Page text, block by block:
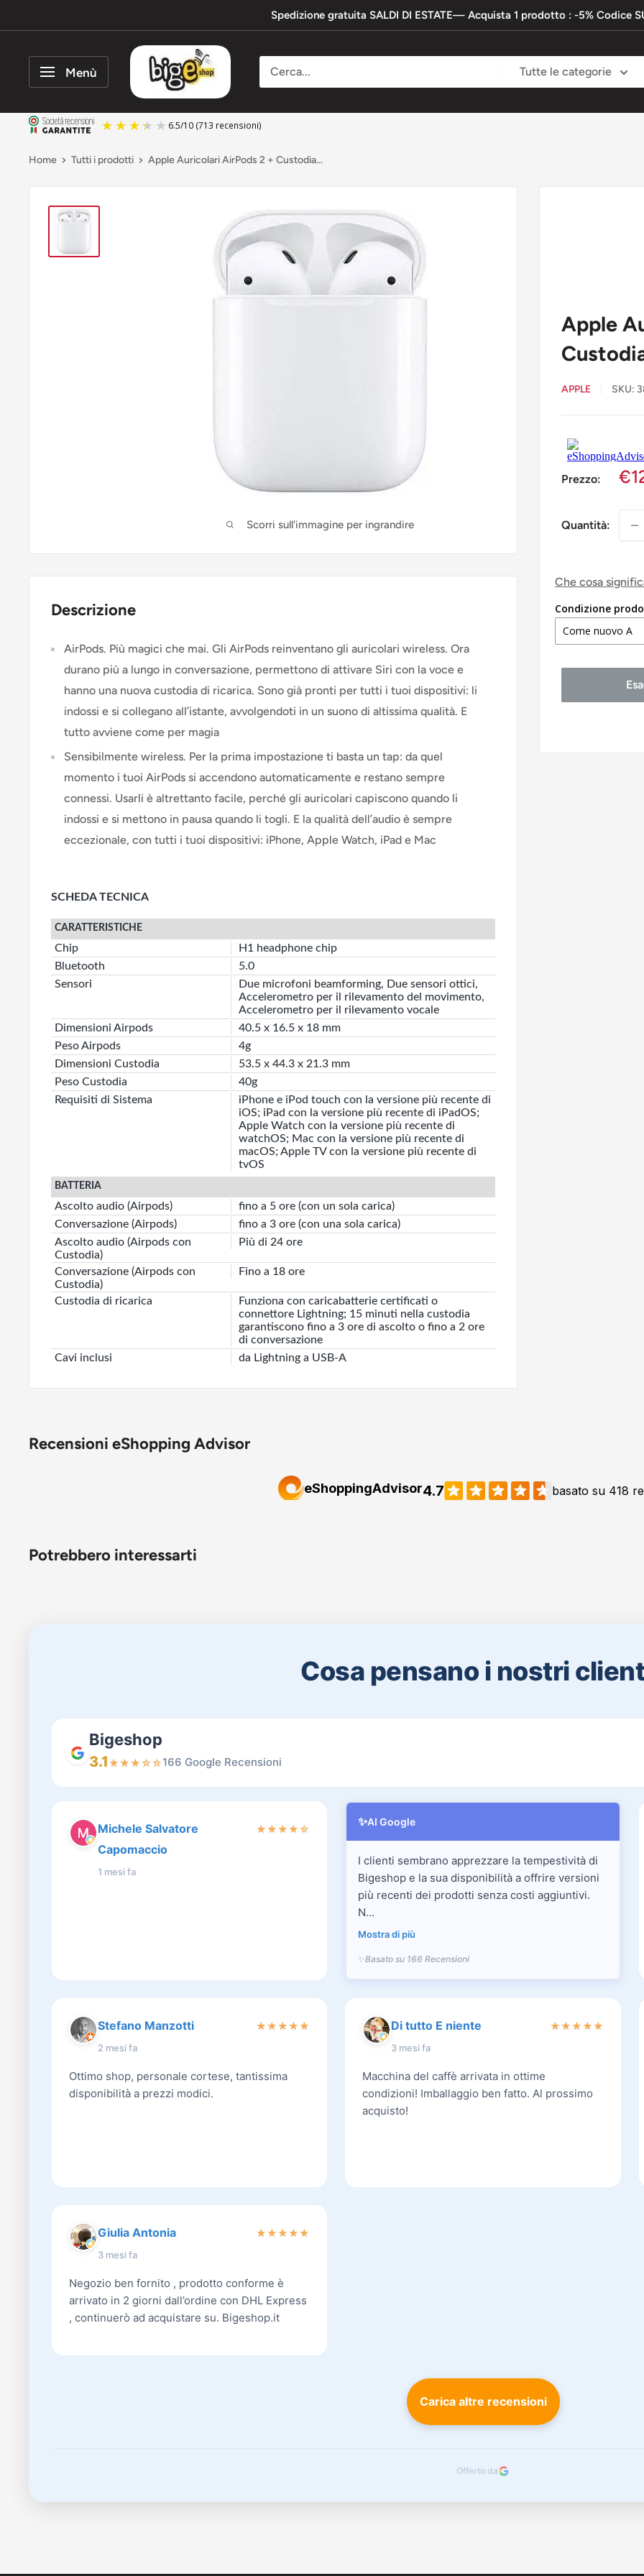
al
Spedizione gratuita SALDI DI ESTATE— Acquista 1 prodotto : -5% Codice
Menù
bigeshop
Tutte le categorie
Home Tutti i prodotti Apple Auricolari AirPods 2 + Custodia...
Scorri sull'immagine per ingrandire
Apple
APPLE SKU:
Prezzo:
Quantità:
Che cosa
Condizione
Come nuovo A
Descrizione
AirPods. Più magici che mai. Gli AirPods reinventano gli auricolari wireless. Ora
durano più a lungo in conversazione, permettono di attivare Siri con la voce e
hanno una nuova custodia di ricarica. Sono già pronti per tutti i tuoi dispositivi: li
indossi e si collegano all’istante, avvolgendoti in un suono di altissima qualità. E
tutto avviene come per magia
Sensibilmente wireless. Per la prima impostazione ti basta un tap: da quel
momento i tuoi AirPods si accendono automaticamente e restano sempre
connessi. Usarli è altrettanto facile, perché gli auricolari capiscono quando li
indossi e si mettono in pausa quando li togli. E la qualità dell’audio è sempre
eccezionale, con tutti i tuoi dispositivi: iPhone, Apple Watch, iPad e Mac
SCHEDA TECNICA
CARATTERISTICHE
Chip
H1 headphone chip
Bluetooth
5.0
Sensori
Due microfoni beamforming, Due sensori ottici,
Accelerometro per il rilevamento del movimento,
Accelerometro per il rilevamento vocale
Dimensioni Airpods
40.5 x 16.5 x 18 mm
Peso Airpods
4g
Dimensioni Custodia
53.5 x 44.3 x 21.3 mm
Peso Custodia
40g
Requisiti di Sistema
iPhone e iPod touch con la versione più recente di
iOS; iPad con la versione più recente di iPadOS;
Apple Watch con la versione più recente di
watchOS; Mac con la versione più recente di
macOS; Apple TV con la versione più recente di
tvOS
BATTERIA
Ascolto audio (Airpods)
fino a 5 ore (con un sola carica)
Conversazione (Airpods)
fino a 3 ore (con una sola carica)
Ascolto audio (Airpods con
Custodia)
Più di 24 ore
Conversazione (Airpods con
Custodia)
Fino a 18 ore
Custodia di ricarica
Funziona con caricabatterie certificati o
connettore Lightning; 15 minuti nella custodia
garantiscono fino a 3 ore di ascolto o fino a 2 ore
di conversazione
Cavi inclusi
da Lightning a USB-A
Recensioni eShopping Advisor
Potrebbero interessarti
Cosa pensano i nostri
Bigeshop
3.1★★★☆☆166 Google Recensioni
Michele Salvatore
Capomaccio
1 mesi fa
★★★★☆
✨AI Google
I clienti sembrano apprezzare la tempestività di
Bigeshop e la sua disponibilità a offrire versioni
più recenti dei prodotti senza costi aggiuntivi.
N...
Mostra di più
Basato su 166 Recensioni
Stefano Manzotti
2 mesi fa
★★★★★
Ottimo shop, personale cortese, tantissima
disponibilità a prezzi modici.
Di tutto E niente
3 mesi fa
★★★★★
Macchina del caffè arrivata in ottime
condizioni! Imballaggio ben fatto. Al prossimo
acquisto!
Giulia Antonia
3 mesi fa
★★★★★
Negozio ben fornito , prodotto conforme è
arrivato in 2 giorni dall’ordine con DHL Express
, continuerò ad acquistare su. Bigeshop.it
Carica altre recensioni
Offerto da